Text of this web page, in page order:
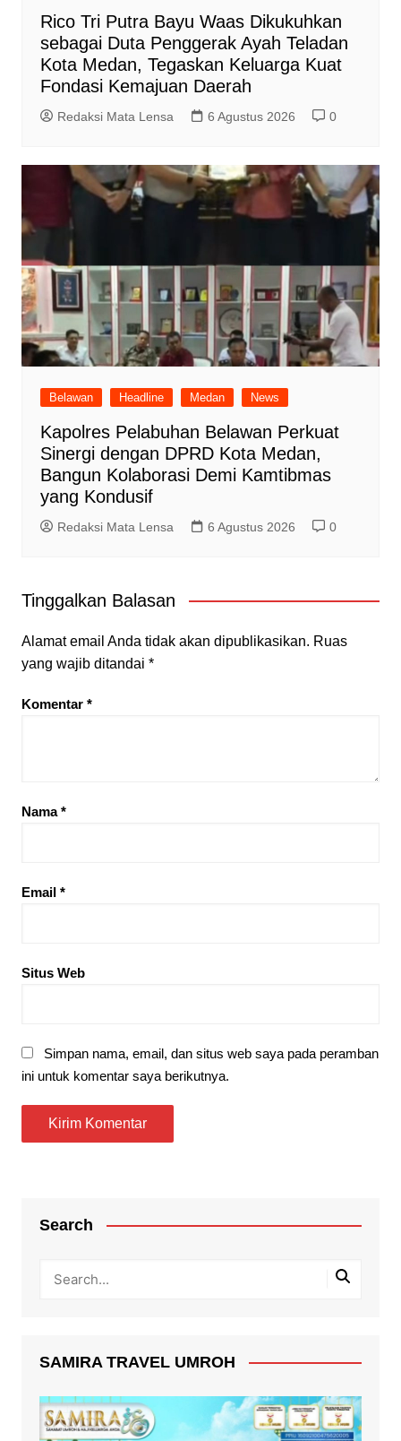
Rico Tri Putra Bayu Waas Dikukuhkan
sebagai Duta Penggerak Ayah Teladan
Kota Medan, Tegaskan Keluarga Kuat
Fondasi Kemajuan Daerah
Redaksi Mata Lensa 6 Agustus 2026 0
Belawan Headline Medan News
Kapolres Pelabuhan Belawan Perkuat
Sinergi dengan DPRD Kota Medan,
Bangun Kolaborasi Demi Kamtibmas
yang Kondusif
Redaksi Mata Lensa 6 Agustus 2026 0
Tinggalkan Balasan
Alamat email Anda tidak akan dipublikasikan. Ruas
yang wajib ditandai *
Komentar *
Nama*
Email *
Situs Web
Simpan nama, email, dan situs web saya pada peramban
ini untuk komentar saya berikutnya.
Search
SAMIRA TRAVEL UMROH